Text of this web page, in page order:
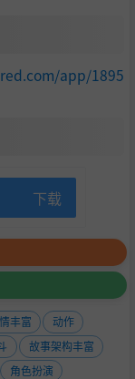
app/1895
下载
丰富
动作
故事架构丰富
角色扮演